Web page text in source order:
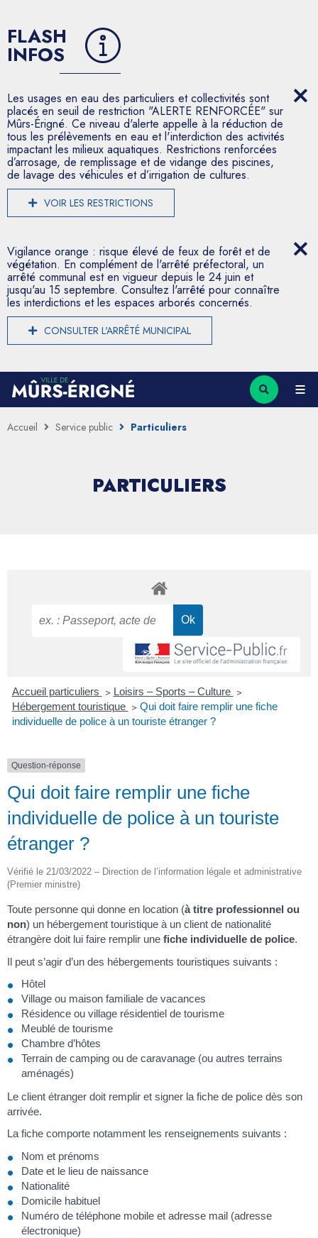
FLASH
INFOS
Les usages en eau des particuliers et collectivités sont
placés en seuil de restriction "ALERTE RENFORCÉE" sur
Mûrs-Érigné. Ce niveau d'alerte appelle à la réduction de
tous les prélèvements en eau et l'interdiction des activités
impactant les milieux aquatiques. Restrictions renforcées
d’arrosage, de remplissage et de vidange des piscines,
de lavage des véhicules et d’irrigation de cultures.
VOIR LES RESTRICTIONS
Vigilance orange : risque élevé de feux de forêt et de
végétation. En complément de l'arrêté préfectoral, un
arrêté communal est en vigueur depuis le 24 juin et
jusqu'au 15 septembre. Consultez l'arrêté pour connaître
les interdictions et les espaces arborés concernés.
CONSULTER L'ARRÊTÉ MUNICIPAL
Accueil Service public Particuliers
PARTICULIERS
Accueil particuliers > Loisirs – Sports – Culture >
Hébergement touristique > Qui doit faire remplir une fiche
individuelle de police à un touriste étranger ?
Question-réponse
Qui doit faire remplir une fiche
individuelle de police à un touriste
étranger ?
Vérifié le 21/03/2022 – Direction de l’information légale et administrative
(Premier ministre)
Toute personne qui donne en location (à titre professionnel ou
non) un hébergement touristique à un client de nationalité
étrangère doit lui faire remplir une fiche individuelle de police.
Il peut s’agir d’un des hébergements touristiques suivants :
Hôtel
Village ou maison familiale de vacances
Résidence ou village résidentiel de tourisme
Meublé de tourisme
Chambre d’hôtes
Terrain de camping ou de caravanage (ou autres terrains
aménagés)
Le client étranger doit remplir et signer la fiche de police dès son
arrivée.
La fiche comporte notamment les renseignements suivants :
Nom et prénoms
Date et le lieu de naissance
Nationalité
Domicile habituel
Numéro de téléphone mobile et adresse mail (adresse
électronique)